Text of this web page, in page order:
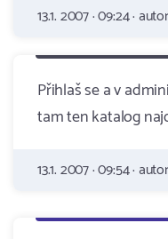
13.1. 2007 · 09:24 · autor
Přihlaš se a v
tam ten katalog
13.1. 2007 · 09:54 · autor